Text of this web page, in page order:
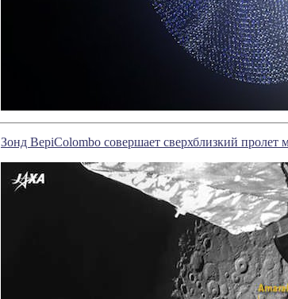
Зонд BepiColombo совершает сверхблизкий